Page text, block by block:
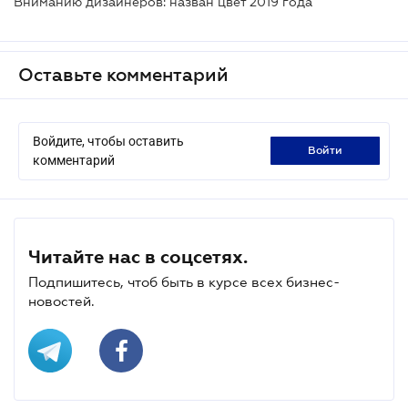
Оставьте комментарий
Войдите, чтобы оставить
комментарий
войти
Читайте нас в соцсетях.
Подпишитесь, чтоб быть в курсе всех бизнес-
новостей.